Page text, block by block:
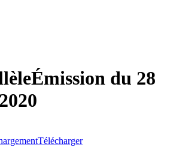
Émission du 28
Télécharger